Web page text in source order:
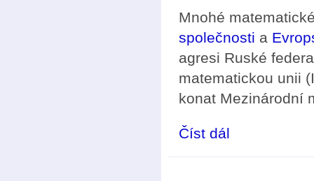
Mnohé
společnosti a
agresi Ruské
matematickou unii
konat Mezinárodní
Číst dál